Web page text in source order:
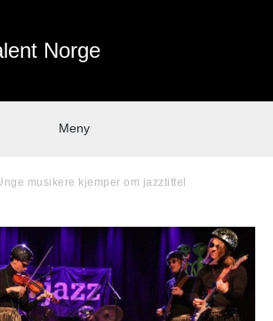
Norge
Meny
musikere kjemper om jazztittel